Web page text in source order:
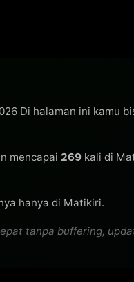
Di halaman ini kamu
mencapai 269 kali di
hanya di Matikiri.
tanpa buffering,